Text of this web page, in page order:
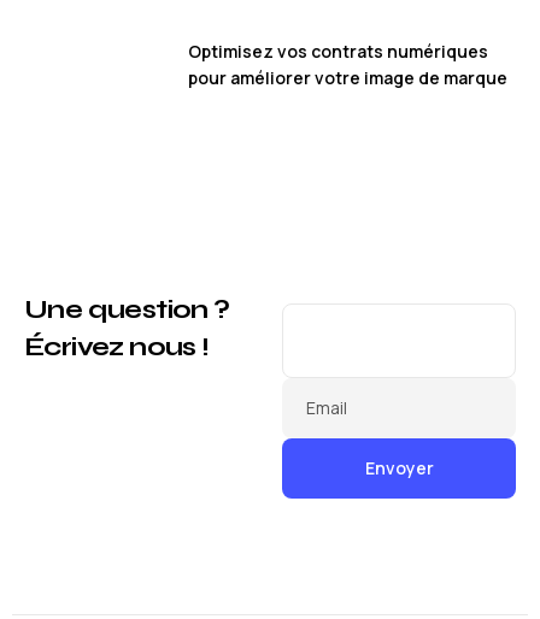
Optimisez vos contrats numériques
pour améliorer votre image de marque
Une question ?
Écrivez nous !
Email